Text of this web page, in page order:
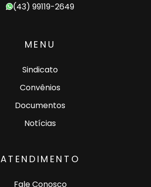
(43) 99119-2649
MENU
Sindicato
Convênios
Documentos
Notícias
ATENDIMENTO
Fale Conosco